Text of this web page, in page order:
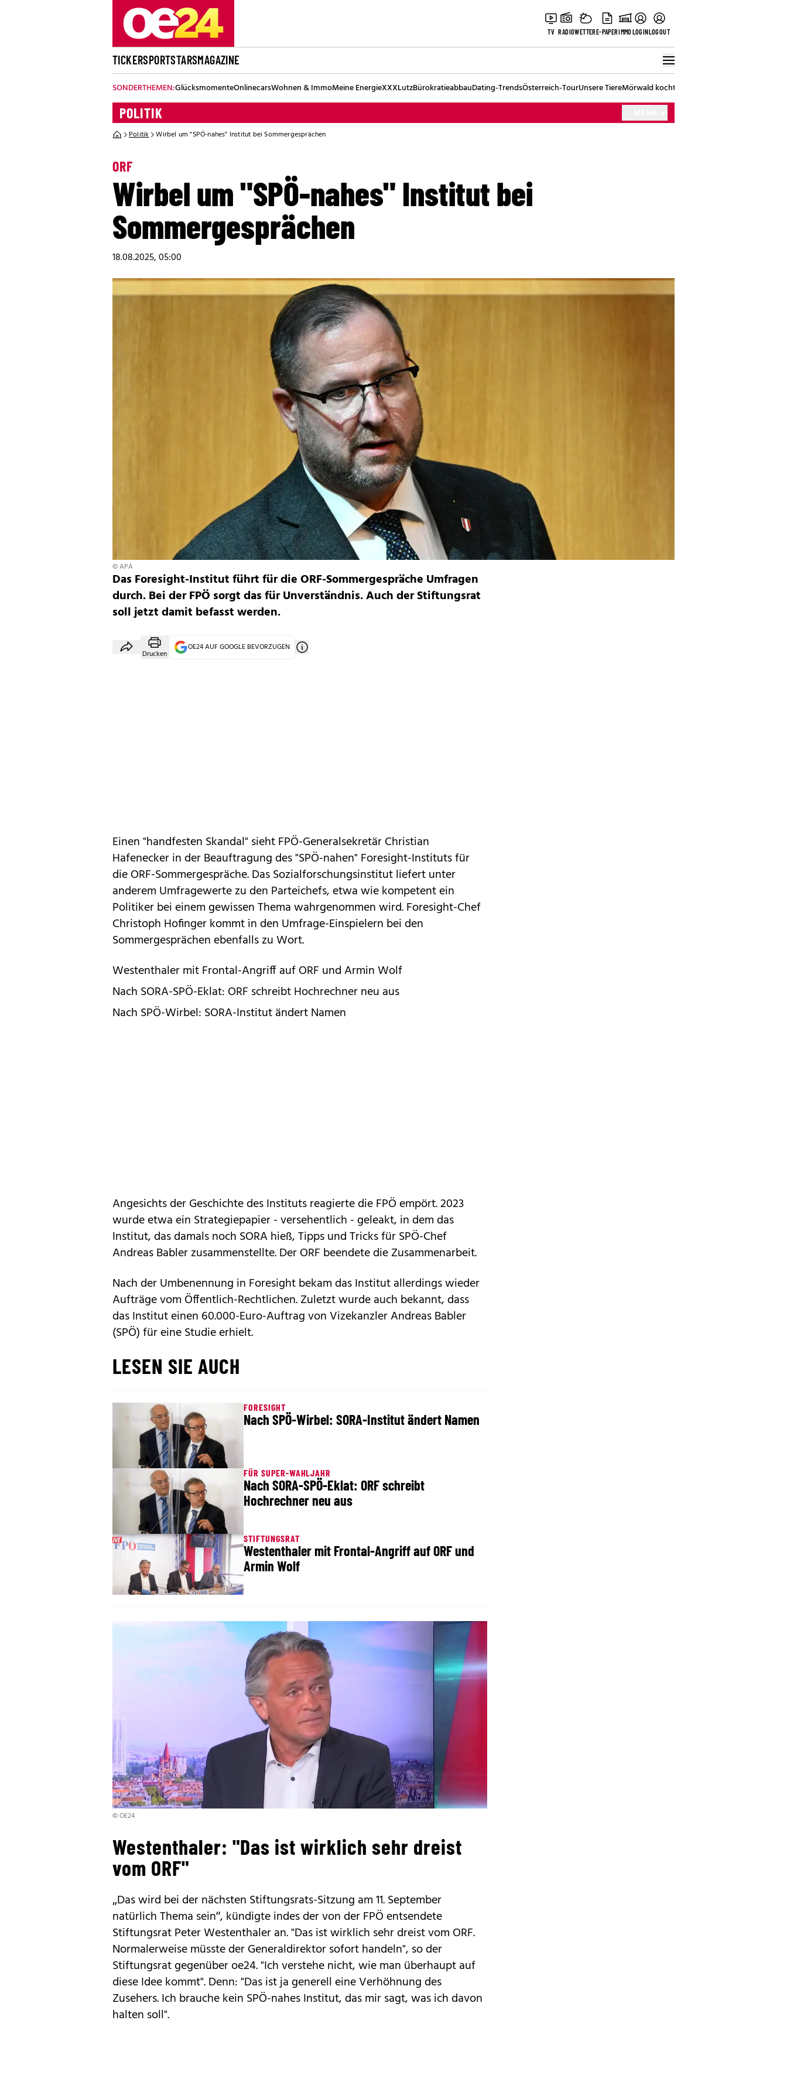
TV RADIOWETTERE-PAPERIMMOLOGINLOGOUT
TICKERSPORTSTARSMAGAZINE
SONDERTHEMEN:GlücksmomenteOnlinecarsWohnen & ImmoMeine EnergieXXXLutzBürokratieabbauDating-TrendsÖsterreich-TourUnsere TiereMörwald kocht
POLITIK
Politik Wirbel um "SPÖ-nahes" Institut bei Sommergesprächen
ORF
Wirbel um "SPÖ-nahes" Institut bei
Sommergesprächen
18.08.2025, 05:00
© APA
Das Foresight-Institut führt für die ORF-Sommergespräche Umfragen
durch. Bei der FPÖ sorgt das für Unverständnis. Auch der Stiftungsrat
soll jetzt damit befasst werden.
Drucken
OE24 AUF GOOGLE BEVORZUGEN
Einen "handfesten Skandal" sieht FPÖ-Generalsekretär Christian
Hafenecker in der Beauftragung des "SPÖ-nahen" Foresight-Instituts für
die ORF-Sommergespräche. Das Sozialforschungsinstitut liefert unter
anderem Umfragewerte zu den Parteichefs, etwa wie kompetent ein
Politiker bei einem gewissen Thema wahrgenommen wird. Foresight-Chef
Christoph Hofinger kommt in den Umfrage-Einspielern bei den
Sommergesprächen ebenfalls zu Wort.
Westenthaler mit Frontal-Angriff auf ORF und Armin Wolf
Nach SORA-SPÖ-Eklat: ORF schreibt Hochrechner neu aus
Nach SPÖ-Wirbel: SORA-Institut ändert Namen
Angesichts der Geschichte des Instituts reagierte die FPÖ empört. 2023
wurde etwa ein Strategiepapier - versehentlich - geleakt, in dem das
Institut, das damals noch SORA hieß, Tipps und Tricks für SPÖ-Chef
Andreas Babler zusammenstellte. Der ORF beendete die Zusammenarbeit.
Nach der Umbenennung in Foresight bekam das Institut allerdings wieder
Aufträge vom Öffentlich-Rechtlichen. Zuletzt wurde auch bekannt, dass
das Institut einen 60.000-Euro-Auftrag von Vizekanzler Andreas Babler
(SPÖ) für eine Studie erhielt.
LESEN SIE AUCH
FORESIGHT
Nach SPÖ-Wirbel: SORA-Institut ändert Namen
FÜR SUPER-WAHLJAHR
Nach SORA-SPÖ-Eklat: ORF schreibt
Hochrechner neu aus
STIFTUNGSRAT
Westenthaler mit Frontal-Angriff auf ORF und
Armin Wolf
© OE24
Westenthaler: "Das ist wirklich sehr dreist
vom ORF"
„Das wird bei der nächsten Stiftungsrats-Sitzung am 11. September
natürlich Thema sein“, kündigte indes der von der FPÖ entsendete
Stiftungsrat Peter Westenthaler an. "Das ist wirklich sehr dreist vom ORF.
Normalerweise müsste der Generaldirektor sofort handeln", so der
Stiftungsrat gegenüber oe24. "Ich verstehe nicht, wie man überhaupt auf
diese Idee kommt". Denn: "Das ist ja generell eine Verhöhnung des
Zusehers. Ich brauche kein SPÖ-nahes Institut, das mir sagt, was ich davon
halten soll".